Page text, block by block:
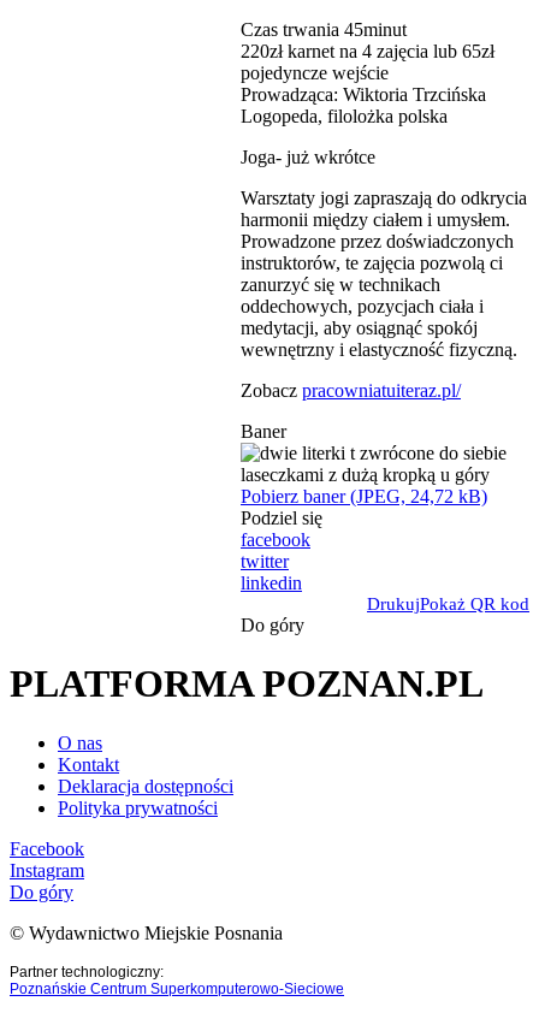
Czas trwania 45minut
220zł karnet na 4 zajęcia lub 65zł
pojedyncze wejście
Prowadząca: Wiktoria Trzcińska
Logopeda, filolożka polska
Joga- już wkrótce
Warsztaty jogi zapraszają do odkrycia
harmonii między ciałem i umysłem.
Prowadzone przez doświadczonych
instruktorów, te zajęcia pozwolą ci
zanurzyć się w technikach
oddechowych, pozycjach ciała i
medytacji, aby osiągnąć spokój
wewnętrzny i elastyczność fizyczną.
Zobacz pracowniatuiteraz.pl/
Baner
Pobierz baner (JPEG, 24,72 kB)
Podziel się
facebook
twitter
linkedin
DrukujPokaż QR kod
Do góry
PLATFORMA POZNAN.PL
O nas
Kontakt
Deklaracja dostępności
Polityka prywatności
Facebook
Instagram
Do góry
© Wydawnictwo Miejskie Posnania
Partner technologiczny:
Poznańskie Centrum Superkomputerowo-Sieciowe